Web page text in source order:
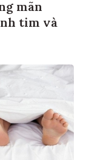
mãn
tim và